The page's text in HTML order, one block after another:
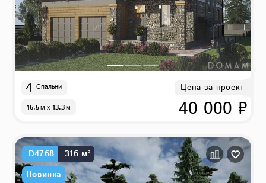
4 Спальни
16.5м x 13.3м
Цена за проект
40 000 ₽
D4768
316 м²
Новинка